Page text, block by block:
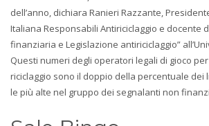
dell’anno, dichiara Ranieri Razzante,
Italiana Responsabili Antiriciclaggio e docente
finanziaria e Legislazione antiriciclaggio”
Questi numeri degli operatori legali di gioco
riciclaggio sono il doppio della percentuale
le più alte nel gruppo dei segnalanti non